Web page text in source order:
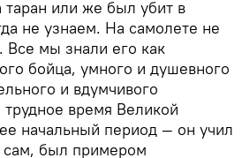
таран или же был убит в
не узнаем. На самолете не
Все мы знали его как
бойца, умного и душевного
и вдумчивого
время Великой
начальный период — он учил
сам, был примером